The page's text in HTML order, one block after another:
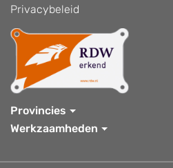
Privacybeleid
Provincies
Werkzaamheden